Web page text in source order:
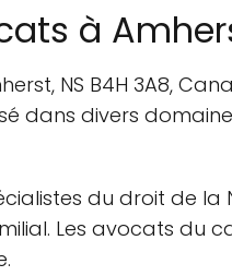
à
NS B4H 3A8,
dans divers
du droit de la
Les avocats du